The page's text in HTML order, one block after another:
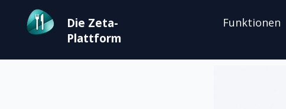
Die Zeta-
Plattform
Funktionen